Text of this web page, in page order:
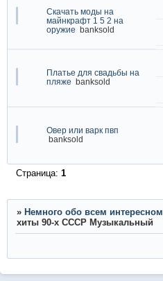
Скачать моды на
майнкрафт 1 5 2 на
оружие
banksold
Платье для свадьбы на
пляже
banksold
Овер или варк пвп
banksold
Страница: 1
» Немного обо всем интересном
хиты 90-х СССР Музыкальный